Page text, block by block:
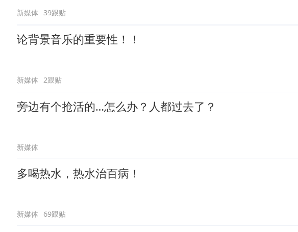
新媒体 39跟贴
论背景音乐的重要性！！
新媒体 2跟贴
旁边有个抢活的…怎么办？人都过去了？
新媒体
多喝热水，热水治百病！
新媒体 69跟贴